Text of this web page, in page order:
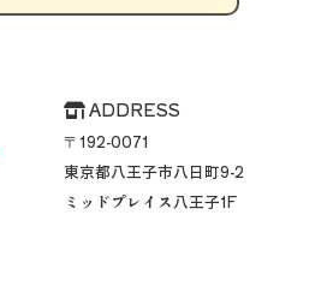
ADDRESS
〒192-0071
東京都八王子市八日町9-2
ミッドプレイス八王子1F